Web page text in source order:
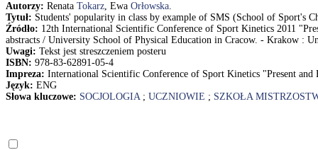
Autorzy: Renata Tokarz, Ewa Orłowska.
Tytuł: Students' popularity in class by example of SMS (School of Sport's
Źródło: 12th International Scientific Conference of Sport Kinetics 2011
abstracts / University School of Physical Education in Cracow. - Krakow :
Uwagi: Tekst jest streszczeniem posteru
ISBN: 978-83-62891-05-4
Impreza: International Scientific Conference of Sport Kinetics "Present
Język: ENG
Słowa kluczowe: SOCJOLOGIA; UCZNIOWIE ; SZKOŁA